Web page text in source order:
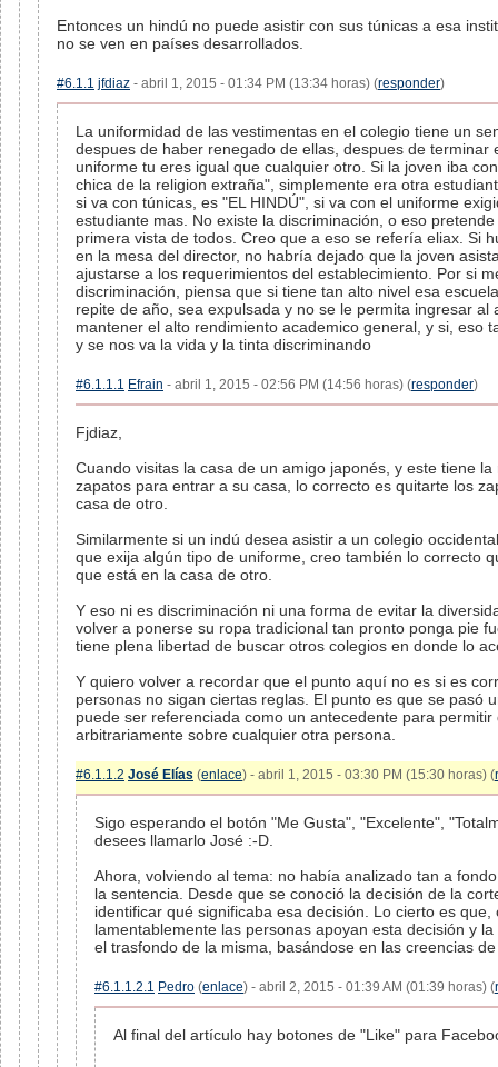
Entonces un hindú no puede asistir con sus túnicas a esa
no se ven en países desarrollados.
#6.1.1 jfdiaz - abril 1, 2015 - 01:34 PM (13:34 horas) (responder)
La uniformidad de las vestimentas en el colegio tiene un
despues de haber renegado de ellas, despues de terminar
uniforme tu eres igual que cualquier otro. Si la joven iba
chica de la religion extraña", simplemente era otra
si va con túnicas, es "EL HINDÚ", si va con el uniforme
estudiante mas. No existe la discriminación, o eso
primera vista de todos. Creo que a eso se refería eliax. Si
en la mesa del director, no habría dejado que la joven
ajustarse a los requerimientos del establecimiento. Por si
discriminación, piensa que si tiene tan alto nivel esa
repite de año, sea expulsada y no se le permita ingresar al
mantener el alto rendimiento academico general, y si, eso
y se nos va la vida y la tinta discriminando
#6.1.1.1 Efrain - abril 1, 2015 - 02:56 PM (14:56 horas) (responder)
Fjdiaz,
Cuando visitas la casa de un amigo japonés, y este tiene
zapatos para entrar a su casa, lo correcto es quitarte los
casa de otro.
Similarmente si un indú desea asistir a un colegio
que exija algún tipo de uniforme, creo también lo correcto
que está en la casa de otro.
Y eso ni es discriminación ni una forma de evitar la
volver a ponerse su ropa tradicional tan pronto ponga pie
tiene plena libertad de buscar otros colegios en donde lo
Y quiero volver a recordar que el punto aquí no es si es
personas no sigan ciertas reglas. El punto es que se pasó
puede ser referenciada como un antecedente para
arbitrariamente sobre cualquier otra persona.
#6.1.1.2 José Elías (enlace) - abril 1, 2015 - 03:30 PM (15:30 horas) (
Sigo esperando el botón "Me Gusta", "Excelente",
desees llamarlo José :-D.
Ahora, volviendo al tema: no había analizado tan a
la sentencia. Desde que se conoció la decisión de la
identificar qué significaba esa decisión. Lo cierto es que,
lamentablemente las personas apoyan esta decisión y
el trasfondo de la misma, basándose en las creencias
#6.1.1.2.1 Pedro (enlace) - abril 2, 2015 - 01:39 AM (01:39 horas) (
Al final del artículo hay botones de "Like" para